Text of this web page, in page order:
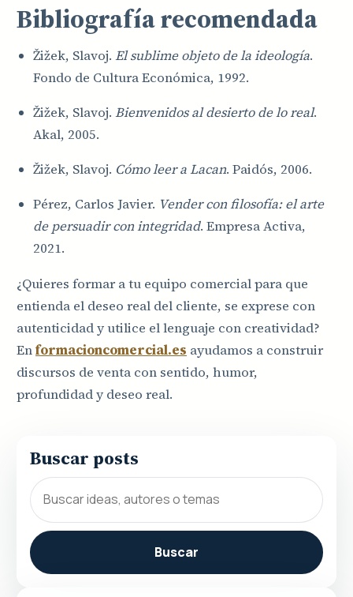
Bibliografía recomendada
Žižek, Slavoj. El sublime objeto de la ideología.
Fondo de Cultura Económica, 1992.
Žižek, Slavoj. Bienvenidos al desierto de lo real.
Akal, 2005.
Žižek, Slavoj. Cómo leer a Lacan. Paidós, 2006.
Pérez, Carlos Javier. Vender con filosofía: el arte
de persuadir con integridad. Empresa Activa,
2021.
¿Quieres formar a tu equipo comercial para que
entienda el deseo real del cliente, se exprese con
autenticidad y utilice el lenguaje con creatividad?
Enformacioncomercial.es ayudamos a construir
discursos de venta con sentido, humor,
profundidad y deseo real.
Buscar posts
Buscar